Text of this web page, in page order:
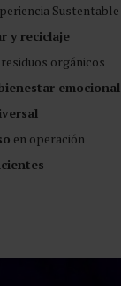
Sustentable
y reciclaje
orgánicos
emocional
en operación